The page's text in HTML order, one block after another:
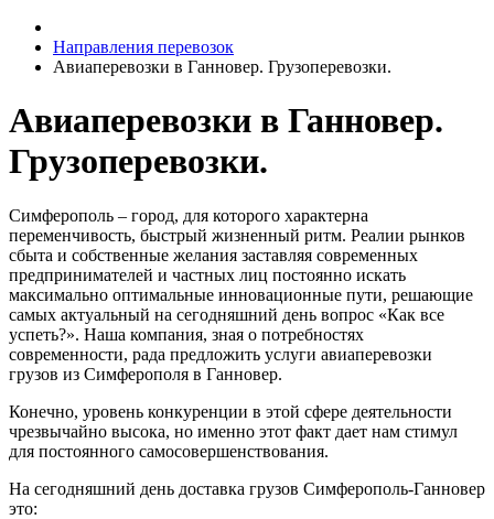
Направления перевозок
Авиаперевозки в Ганновер. Грузоперевозки.
Авиаперевозки в Ганновер.
Грузоперевозки.
Симферополь – город, для которого характерна
переменчивость, быстрый жизненный ритм. Реалии рынков
сбыта и собственные желания заставляя современных
предпринимателей и частных лиц постоянно искать
максимально оптимальные инновационные пути, решающие
самых актуальный на сегодняшний день вопрос «Как все
успеть?». Наша компания, зная о потребностях
современности, рада предложить услуги авиаперевозки
грузов из Симферополя в Ганновер.
Конечно, уровень конкуренции в этой сфере деятельности
чрезвычайно высока, но именно этот факт дает нам стимул
для постоянного самосовершенствования.
На сегодняшний день доставка грузов Симферополь-Ганновер
это: